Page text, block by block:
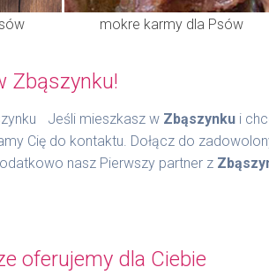
mokre karmy dla Psów
Zbąszynku!
Jeśli mieszkasz w Zbąszynkui
Cię do kontaktu. Dołącz do
nasz Pierwszy partner z
oferujemy dla Ciebie